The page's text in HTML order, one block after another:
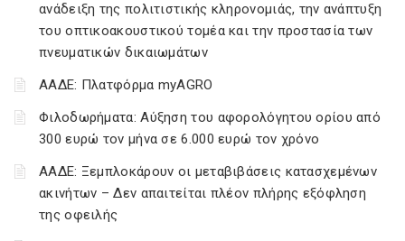
ανάδειξη της πολιτιστικής κληρονομιάς, την ανάπτυξη
του οπτικοακουστικού τομέα και την προστασία των
πνευματικών δικαιωμάτων
ΑΑΔΕ: Πλατφόρμα myAGRO
Φιλοδωρήματα: Αύξηση του αφορολόγητου ορίου από
300 ευρώ τον μήνα σε 6.000 ευρώ τον χρόνο
ΑΑΔΕ: Ξεμπλοκάρουν οι μεταβιβάσεις κατασχεμένων
ακινήτων – Δεν απαιτείται πλέον πλήρης εξόφληση
της οφειλής